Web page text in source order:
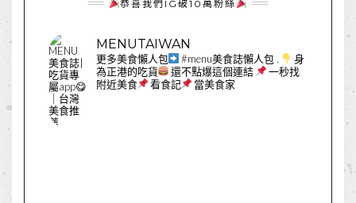
恭喜我們IG破10萬粉絲
MENUTAIWAN
更多美食懶人包 #menu美食誌懶人包 .
身
為正港的吃貨
還不點爆這個連結
一秒找
附近美食
看食記 當美食家